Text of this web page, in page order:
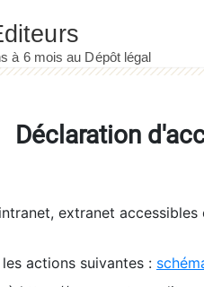
Déclaration
extranet
actions suivantes :